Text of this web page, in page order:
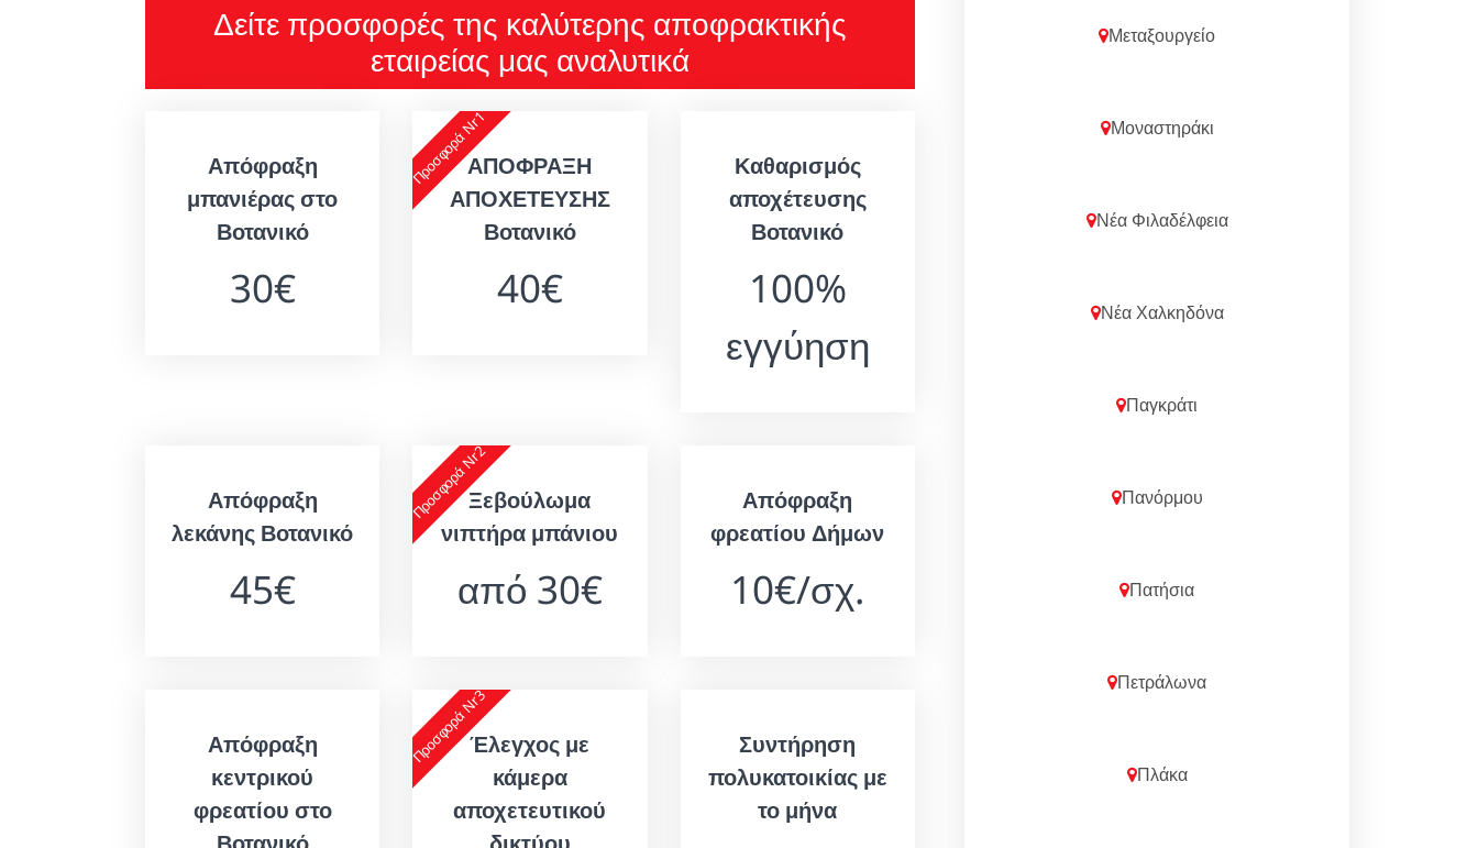
Δείτε προσφορές της καλύτερης αποφρακτικής
εταιρείας μας αναλυτικά
Απόφραξη
μπανιέρας στο
Βοτανικό
30€
Προσφορά Nr1ΑΠΟΦΡΑΞΗ
ΑΠΟΧΕΤΕΥΣΗΣ
Βοτανικό
40€
Καθαρισμός
αποχέτευσης
Βοτανικό
100%
εγγύηση
Απόφραξη
λεκάνης Βοτανικό
45€
Προσφορά Nr2Ξεβούλωμα
νιπτήρα μπάνιου
από 30€
Απόφραξη
φρεατίου Δήμων
10€/σχ.
Απόφραξη
κεντρικού
φρεατίου στο
Προσφορά Nr3Έλεγχος με
κάμερα
αποχετευτικού
Συντήρηση
πολυκατοικίας με
το μήνα
Μεταξουργείο
Μοναστηράκι
Νέα Φιλαδέλφεια
Νέα Χαλκηδόνα
Παγκράτι
Πανόρμου
Πατήσια
Πετράλωνα
Πλάκα